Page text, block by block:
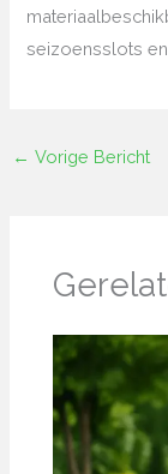
seizoensslots
← Vorige Bericht